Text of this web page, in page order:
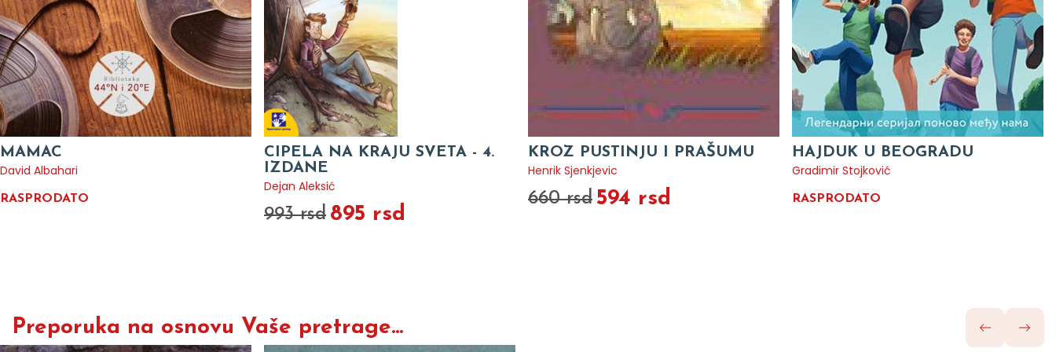
MAMAC
David Albahari
RASPRODATO
CIPELA NA KRAJU SVETA - 4.
IZDANE
Dejan Aleksić
993 rsd 895 rsd
KROZ PUSTINJU I PRAŠUMU
Henrik Sjenkjevic
660 rsd 594 rsd
HAJDUK U BEOGRADU
Gradimir Stojković
RASPRODATO
Preporuka na osnovu Vaše pretrage...